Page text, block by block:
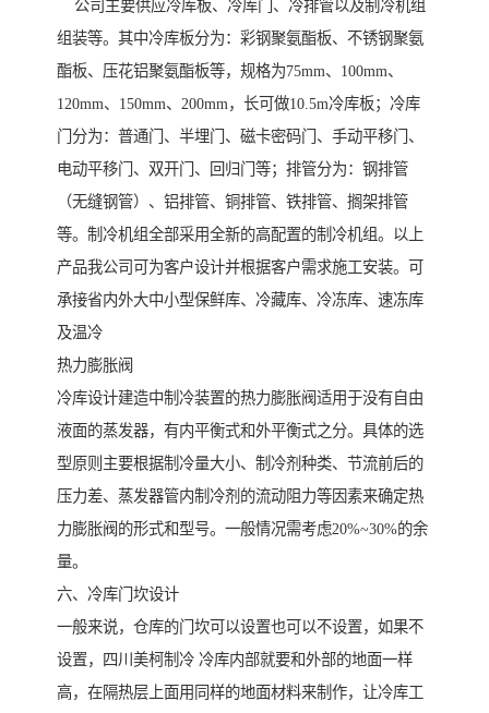
公司主要供应冷库板、冷库门、冷排管以及制冷机组
组装等。其中冷库板分为：彩钢聚氨酯板、不锈钢聚氨
酯板、压花铝聚氨酯板等，规格为75mm、100mm、
120mm、150mm、200mm，长可做10.5m冷库板；冷库
门分为：普通门、半埋门、磁卡密码门、手动平移门、
电动平移门、双开门、回归门等；排管分为：钢排管
（无缝钢管）、铝排管、铜排管、铁排管、搁架排管
等。制冷机组全部采用全新的高配置的制冷机组。以上
产品我公司可为客户设计并根据客户需求施工安装。可
承接省内外大中小型保鲜库、冷藏库、冷冻库、速冻库
及温冷
热力膨胀阀
冷库设计建造中制冷装置的热力膨胀阀适用于没有自由
液面的蒸发器，有内平衡式和外平衡式之分。具体的选
型原则主要根据制冷量大小、制冷剂种类、节流前后的
压力差、蒸发器管内制冷剂的流动阻力等因素来确定热
力膨胀阀的形式和型号。一般情况需考虑20%~30%的余
量。
六、冷库门坎设计
一般来说，仓库的门坎可以设置也可以不设置，如果不
设置，四川美柯制冷 冷库内部就要和外部的地面一样
高，在隔热层上面用同样的地面材料来制作，让冷库工